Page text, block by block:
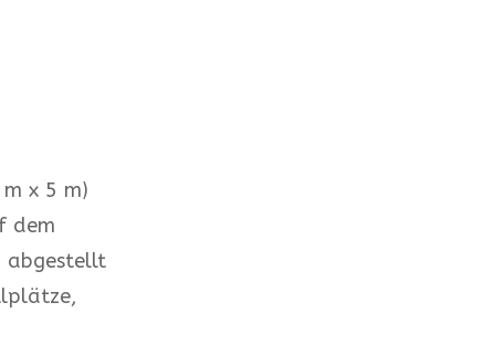
x 5 m)
dem
abgestellt